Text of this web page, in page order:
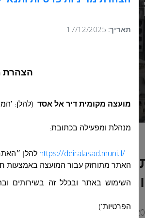
בקשה להצעת מחיר 26-2025 עבור רכישת ואספקת ציוד ליחידת השיטור העירוני
בקשה להצעת
העירוני
תאריך:
הצהרת
מועצה מקומית דיר אל אסד (להלן:
מנהלת ומפעילה בכתובת:
https://deiralasad.muni.il/להלן
האתר מתוחזק עבור המועצה באמצעות
השימוש באתר ובכלל זה בשירותים
הפרטיות").